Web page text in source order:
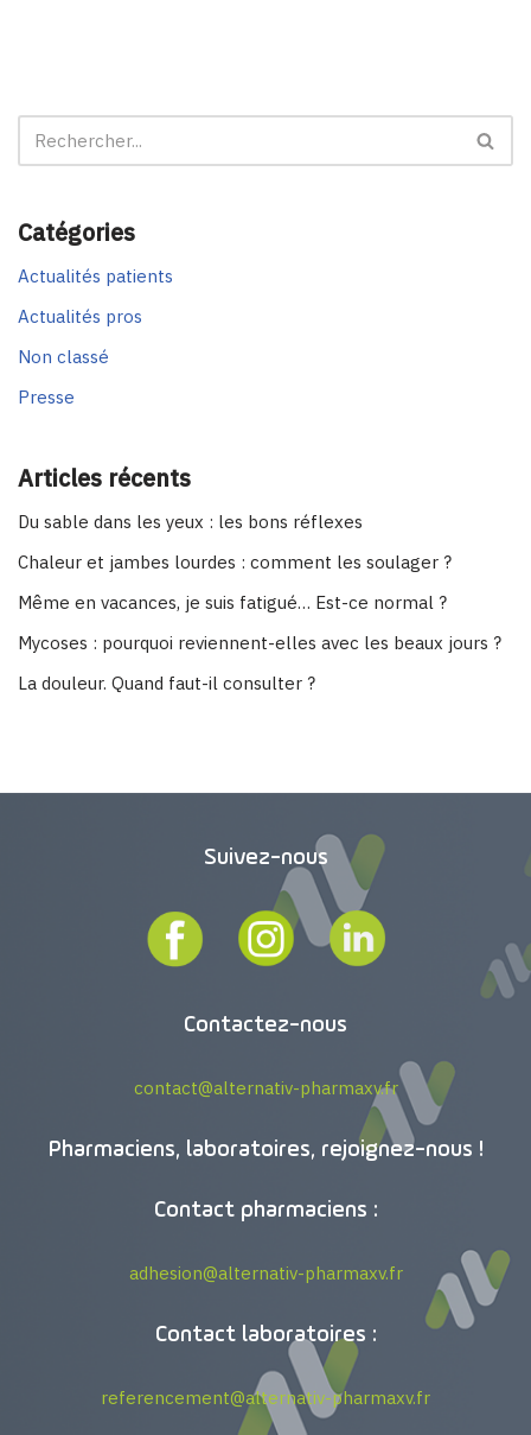
Catégories
Actualités patients
Actualités pros
Non classé
Presse
Articles récents
Du sable dans les yeux : les bons réflexes
Chaleur et jambes lourdes : comment les soulager ?
Même en vacances, je suis fatigué… Est-ce normal ?
Mycoses : pourquoi reviennent-elles avec les beaux jours ?
La douleur. Quand faut-il consulter ?
Suivez-nous
Contactez-nous
contact@alternativ-pharmaxv.fr
Pharmaciens, laboratoires, rejoignez-nous !
Contact pharmaciens :
adhesion@alternativ-pharmaxv.fr
Contact laboratoires :
referencement@alternativ-pharmaxv.fr